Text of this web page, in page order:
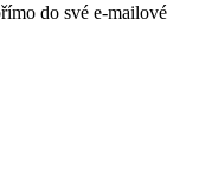
do své e-mailové